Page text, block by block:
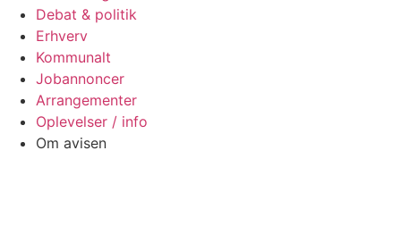
Debat & politik
Erhverv
Kommunalt
Jobannoncer
Arrangementer
Oplevelser / info
Om avisen